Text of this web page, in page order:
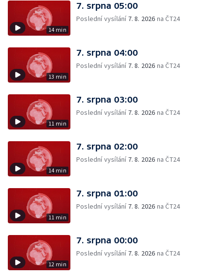
14 min
7. srpna 05:00
Poslední vysílání 7. 8. 2026 na ČT24
13 min
7. srpna 04:00
Poslední vysílání 7. 8. 2026 na ČT24
11 min
7. srpna 03:00
Poslední vysílání 7. 8. 2026 na ČT24
14 min
7. srpna 02:00
Poslední vysílání 7. 8. 2026 na ČT24
11 min
7. srpna 01:00
Poslední vysílání 7. 8. 2026 na ČT24
12 min
7. srpna 00:00
Poslední vysílání 7. 8. 2026 na ČT24